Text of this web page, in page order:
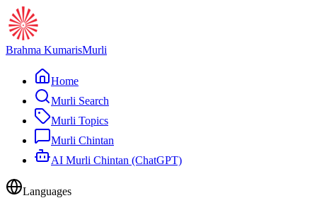
Brahma KumarisMurli
Home
Murli Search
Murli Topics
Murli Chintan
AI Murli Chintan (ChatGPT)
Languages